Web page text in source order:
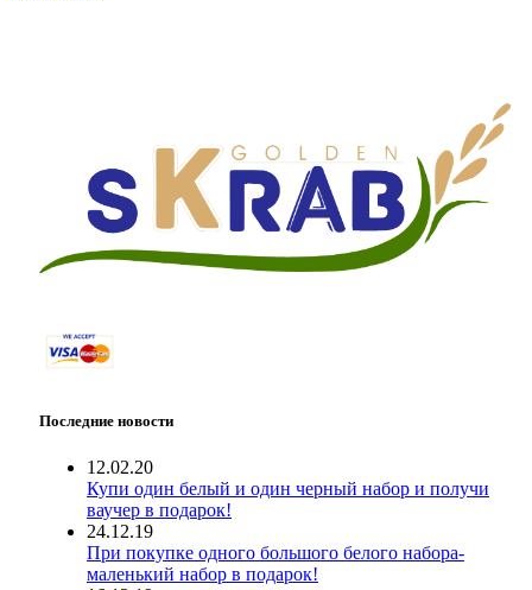
Последние новости
12.02.20
Купи один белый и один черный набор и получи
ваучер в подарок!
24.12.19
При покупке одного большого белого набора-
маленький набор в подарок!